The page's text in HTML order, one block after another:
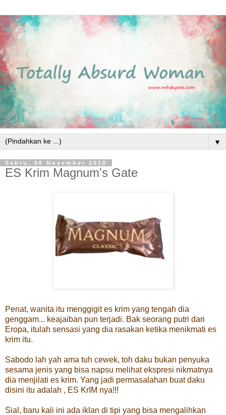
▼
Sabtu, 06 November 2010
ES Krim Magnum's Gate
Penat, wanita itu menggigit es krim yang tengah dia
genggam... keajaiban pun terjadi. Bak seorang putri dari
Eropa, itulah sensasi yang dia rasakan ketika menikmati es
krim itu.
Sabodo lah yah ama tuh cewek, toh daku bukan penyuka
sesama jenis yang bisa napsu melihat ekspresi nikmatnya
dia menjilati es krim. Yang jadi permasalahan buat daku
disini itu adalah , ES KrIM nya!!!
Sial, baru kali ini ada iklan di tipi yang bisa mengalihkan